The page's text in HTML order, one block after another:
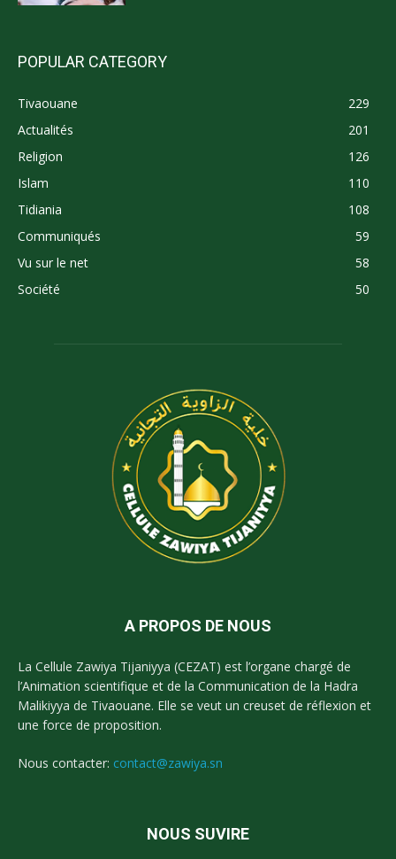
POPULAR CATEGORY
Tivaouane
229
Actualités
201
Religion
126
Islam
110
Tidiania
108
Communiqués
59
Vu sur le net
58
Société
50
A PROPOS DE NOUS
La Cellule Zawiya Tijaniyya (CEZAT) est l’organe chargé de
l’Animation scientifique et de la Communication de la Hadra
Malikiyya de Tivaouane. Elle se veut un creuset de réflexion et
une force de proposition.
Nous contacter: contact@zawiya.sn
NOUS SUVIRE